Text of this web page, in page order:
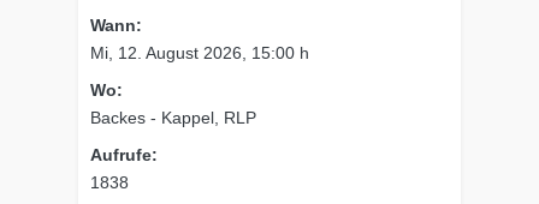
Wann:
Mi, 12. August 2026, 15:00 h
Wo:
Backes - Kappel, RLP
Aufrufe:
1838